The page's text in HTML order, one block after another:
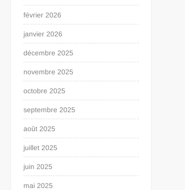
février 2026
janvier 2026
décembre 2025
novembre 2025
octobre 2025
septembre 2025
août 2025
juillet 2025
juin 2025
mai 2025